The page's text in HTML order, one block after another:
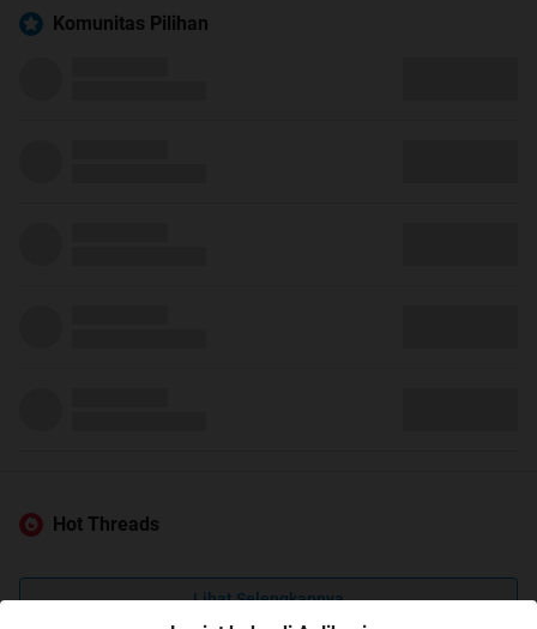
Komunitas Pilihan
Hot Threads
Lihat Selengkapnya